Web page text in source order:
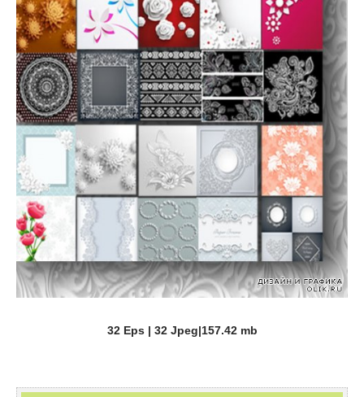
32 Eps | 32 Jpeg|157.42 mb